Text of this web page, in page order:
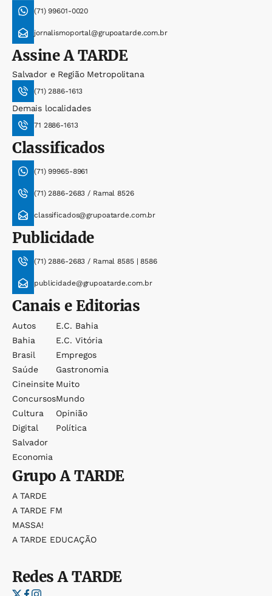
(71) 99601-0020
jornalismoportal@grupoatarde.com.br
AssineA TARDE
Salvador e Região Metropolitana
(71) 2886-1613
Demais localidades
71 2886-1613
Classificados
(71) 99965-8961
(71) 2886-2683 / Ramal 8526
classificados@grupoatarde.com.br
Publicidade
(71) 2886-2683 / Ramal 8585 | 8586
publicidade@grupoatarde.com.br
Canais e Editorias
Autos
Bahia
Brasil
Saúde
Cineinsite
Concursos
Cultura
Digital
Salvador
Economia
E.c. Bahia
E.c. Vitória
Empregos
Gastronomia
Muito
Mundo
Opinião
Política
GrupoA TARDE
A TARDE
A TARDE FM
MASSA!
A TARDE EDUCAÇÃO
RedesA TARDE